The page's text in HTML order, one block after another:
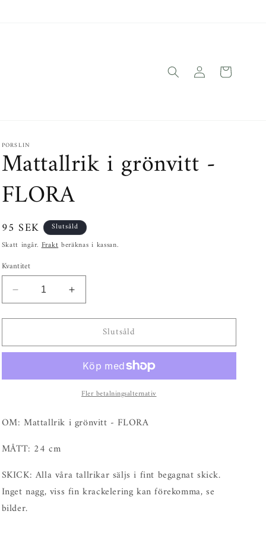
Logga
in
Varukorg
PORSLIN
Mattallrik i grönvitt -
FLORA
Ordinarie
pris
95 SEK
Slutsåld
Skatt ingår.Fraktberäknas i kassan.
Kvantitet
Minska
kvantitet
för
i
FLORA
Öka
kvantitet
för
Mattallrik
i
FLORA
Slutsåld
Fler betalningsalternativ
OM: Mattallrik i grönvitt - FLORA
MÅTT: 24 cm
SKICK: Alla våra tallrikar säljs i fint begagnat skick.
Inget nagg, viss fin krackelering kan förekomma, se
bilder.